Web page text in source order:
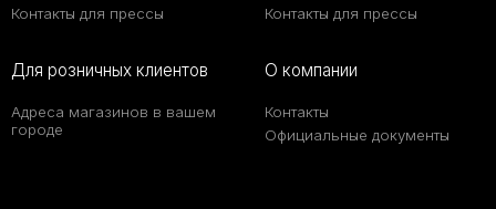
Контакты для прессы
Контакты для прессы
Для розничных клиентов
Адреса магазинов в вашем
городе
О компании
Контакты
Официальные документы